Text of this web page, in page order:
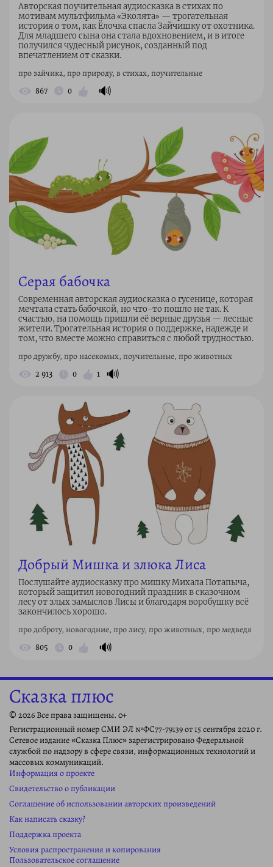
Авторская поучительная аудиосказка в стихах по
мотивам мультфильма «Эколята» — трогательная
история о том, как Ёлочка спасла Зайчишку от охотника.
Для младшего сына она стала вдохновением, и в итоге
получился чудесный рисунок, созданный под
впечатлением от сказки.
про зайчика, про природу, в стихах, поучительные
867 0 🔊
Серая бабочка
Современная авторская аудиосказка о гусенице, которая
мечтала стать бабочкой, но что-то пошло не так. К
счастью, на помощь пришли её верные друзья — лесные
жители. Трогательная история о поддержке, надежде и
том, что вместе можно справиться с любой трудностью.
про дружбу, про насекомых, поучительные, про животных
2 913 0 1 🔊
Добрый Мишка и злюка Лиса
Послушайте аудиосказку про мишку Михала Потапыча,
который защитил новогодний праздник в сказочном
лесу от злых замыслов Лисы и благодаря воробушку всё
закончилось хорошо.
про доброту, новогодние, про лису, про животных, про медведя
805 0 🔊
Сказка плюс
© 2026 Все права защищены. 0+
Регистрационный номер СМИ ЭЛ №ФС77-79139 от 15 сентября 2020 г.
Сетевое издание «Сказка Плюс» зарегистрировано Федеральной
службой по надзору в сфере связи, информационных технологий и
массовых коммуникаций.
Информация о проекте
Свидетельство о публикации
Соглашение об использовании авторских произведений
Как написать сказку?
Поддержка проекта
Условия распространения и копирования
Пользовательское соглашение